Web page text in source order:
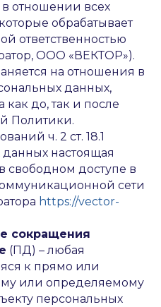
в отношении всех
обрабатывает
ответственностью
ООО «ВЕКТОР»).
на отношения в
данных,
до, так и после
Политики.
ч. 2 ст. 18.1
настоящая
свободном доступе в
сети
https://vector-
сокращения
(ПД) – любая
к прямо или
или определяемому
персональных